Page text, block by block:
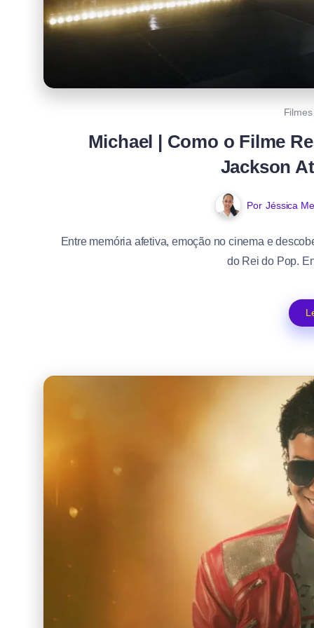
Filmes
Michael | Como o Filme
Jackson
Por Jéssica
Entre memória afetiva, emoção no cinema e
do Rei do Pop.